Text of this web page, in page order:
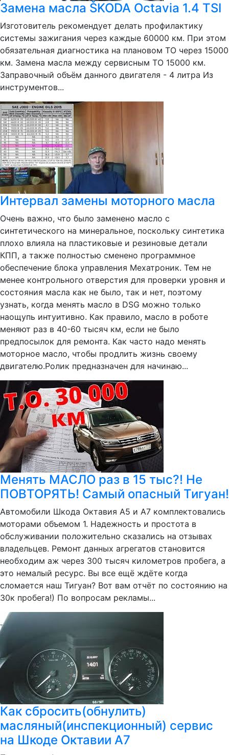
Замена масла ŠKODA Octavia 1.4 TSI
Изготовитель рекомендует делать профилактику
системы зажигания через каждые 60000 км. При этом
обязательная диагностика на плановом ТО через 15000
км. Замена масла между сервисным ТО 15000 км.
Заправочный объём данного двигателя - 4 литра Из
инструментов...
Интервал замены моторного масла
Очень важно, что было заменено масло с
синтетического на минеральное, поскольку синтетика
плохо влияла на пластиковые и резиновые детали
КПП, а также полностью сменено программное
обеспечение блока управления Мехатроник. Тем не
менее контрольного отверстия для проверки уровня и
состояния масла как не было, так и нет, поэтому
узнать, когда менять масло в DSG можно только
наощупь интуитивно. Как правило, масло в роботе
меняют раз в 40-60 тысяч км, если не было
предпосылок для ремонта. Как часто надо менять
моторное масло, чтобы продлить жизнь своему
двигателю.Ролик предназначен для начинаю...
Менять МАСЛО раз в 15 тыс?! Не
ПОВТОРЯТЬ! Самый опасный Тигуан!
Автомобили Шкода Октавия А5 и А7 комплектовались
моторами объемом 1. Надежность и простота в
обслуживании положительно сказались на отзывах
владельцев. Ремонт данных агрегатов становится
необходим аж через 300 тысяч километров пробега, а
это немалый ресурс. Вы все ещё ждёте когда
сломается наш Тигуан? Вот вам отчёт по состоянию на
30к пробега!) По вопросам рекламы...
Как сбросить(обнулить)
масляный(инспекционный) сервис
на Шкоде Октавии А7